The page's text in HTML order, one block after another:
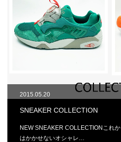
2015.05.20
SNEAKER COLLECTION
NEW SNEAKER COLLECTIONこれ
はかかせないオシャレ…